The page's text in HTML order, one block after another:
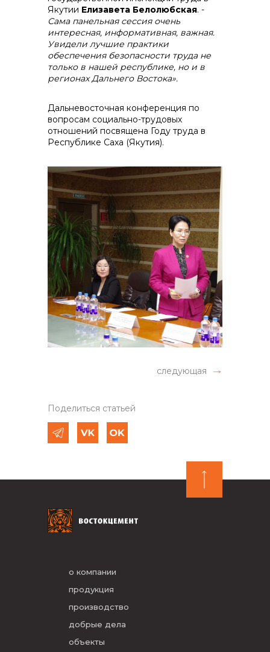
Якутии Елизавета Белолюбская. -
Сама панельная сессия очень
интересная, информативная, важная.
Увидели лучшие практики
обеспечения безопасности труда не
только в нашей республике, но и в
регионах Дальнего Востока».
Дальневосточная конференция по
вопросам социально-трудовых
отношений посвящена Году труда в
Республике Саха (Якутия).
следующая
Поделиться статьей
о компании
продукция
производство
добрые дела
объекты